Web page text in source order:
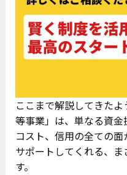
ここまで解説してきた
等事業」は、単なる資金
コスト、信用の全ての
サポートしてくれる、
す。